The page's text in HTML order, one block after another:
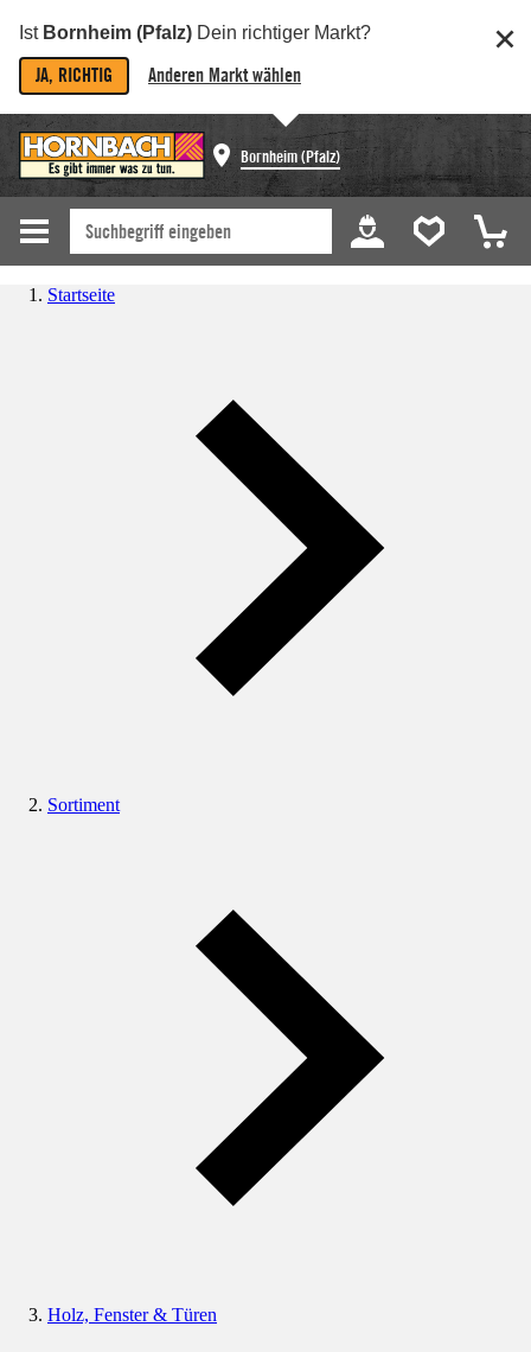
Ist Bornheim (Pfalz) Dein richtiger Markt?
JA, RICHTIG Anderen Markt wählen
Bornheim (Pfalz)
Startseite
Sortiment
Holz, Fenster & Türen